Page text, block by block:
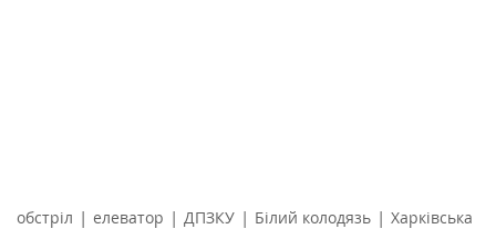
обстріл | елеватор | ДПЗКУ | Білий колодязь | Харківська